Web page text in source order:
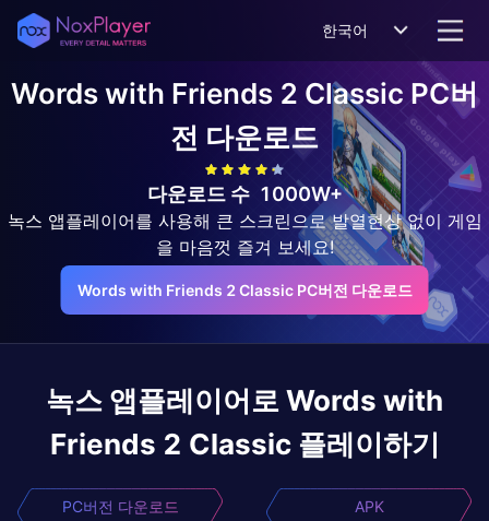
한국어
Words with Friends 2 Classic PC버
전 다운로드
다운로드 수 1000W+
녹스 앱플레이어를 사용해 큰 스크린으로 발열현상 없이 게임
을 마음껏 즐겨 보세요!
Words with Friends 2 Classic PC버전 다운로드
녹스 앱플레이어로 Words with
Friends 2 Classic 플레이하기
PC버전 다운로드 APK